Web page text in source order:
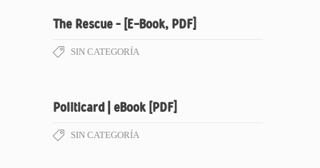
The Rescue – [E-Book, PDF]
SIN CATEGORÍA
Politicard | eBook [PDF]
SIN CATEGORÍA